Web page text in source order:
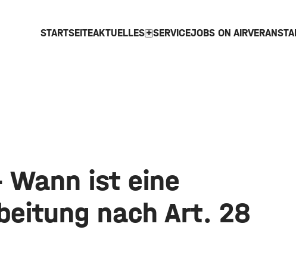
STARTSEITEAKTUELLESexpand_moreSERVICEJOBS ON AIR
Wann ist eine
nach Art. 28